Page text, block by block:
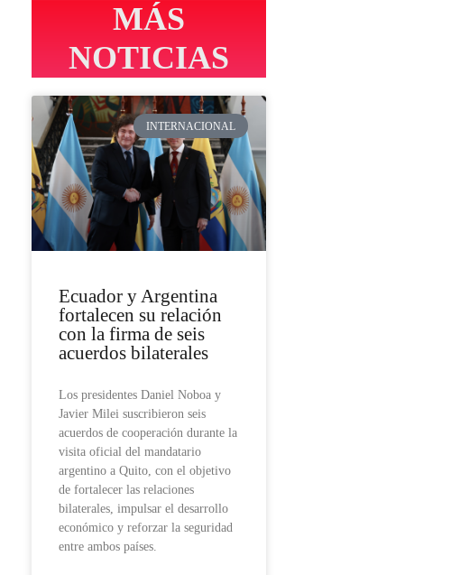
MÁS
NOTICIAS
INTERNACIONAL
Ecuador y Argentina
fortalecen su relación
con la firma de seis
acuerdos bilaterales
Los presidentes Daniel Noboa y
Javier Milei suscribieron seis
acuerdos de cooperación durante la
visita oficial del mandatario
argentino a Quito, con el objetivo
de fortalecer las relaciones
bilaterales, impulsar el desarrollo
económico y reforzar la seguridad
entre ambos países.